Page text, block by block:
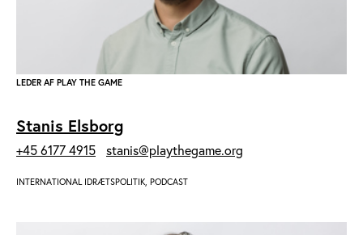
LEDER AF PLAY THE GAME
Stanis Elsborg
+45 6177 4915 stanis@playthegame.org
INTERNATIONAL IDRÆTSPOLITIK, PODCAST